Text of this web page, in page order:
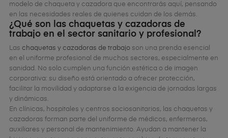
modelo de chaqueta y cazadora que encontrarás aquí, pensando
en las necesidades reales de quienes cuidan de los demás.
¿Qué son las chaquetas y cazadoras de
trabajo en el sector sanitario y profesional?
Las chaquetas y cazadoras de trabajo son una prenda esencial
en el uniforme profesional de muchos sectores, especialmente en
sanidad. No solo cumplen una función estética o de imagen
corporativa: su diseño está orientado a ofrecer protección,
facilitar la movilidad y adaptarse a la exigencia de jornadas largas
y dinámicas.
En clínicas, hospitales y centros sociosanitarios, las chaquetas y
cazadoras forman parte del uniforme de médicos, enfermeros,
auxiliares y personal de mantenimiento. Ayudan a mantener la